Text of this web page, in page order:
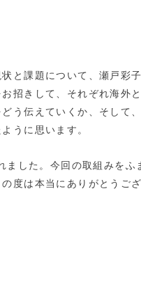
と課題について、瀬戸彩
招きして、それぞれ海外
う伝えていくか、そして
うに思います。
した。今回の取組みをふ
度は本当にありがとうご